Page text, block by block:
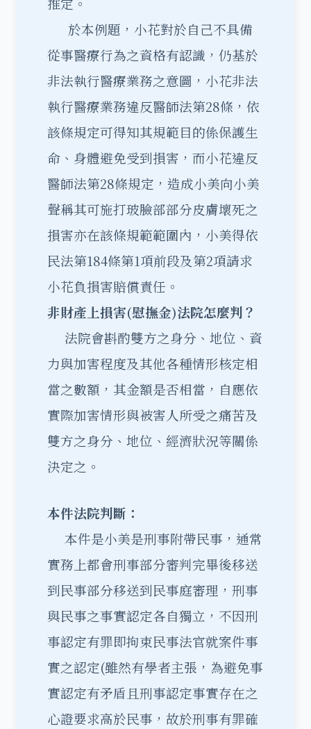
推定。
於本例題，小花對於自己不具備
從事醫療行為之資格有認識，仍基於
非法執行醫療業務之意圖，小花非法
執行醫療業務違反醫師法第28條，依
該條規定可得知其規範目的係保護生
命、身體避免受到損害，而小花違反
醫師法第28條規定，造成小美向小美
聲稱其可施打玻臉部部分皮膚壞死之
損害亦在該條規範範圍內，小美得依
民法第184條第1項前段及第2項請求
小花負損害賠償責任。
非財產上損害(慰撫金)法院怎麼判？
法院會斟酌雙方之身分、地位、資
力與加害程度及其他各種情形核定相
當之數額，其金額是否相當，自應依
實際加害情形與被害人所受之痛苦及
雙方之身分、地位、經濟狀況等關係
決定之。
本件法院判斷：
本件是小美是刑事附帶民事，通常
實務上都會刑事部分審判完畢後移送
到民事部分移送到民事庭審理，刑事
與民事之事實認定各自獨立，不因刑
事認定有罪即拘束民事法官就案件事
實之認定(雖然有學者主張，為避免事
實認定有矛盾且刑事認定事實存在之
心證要求高於民事，故於刑事有罪確